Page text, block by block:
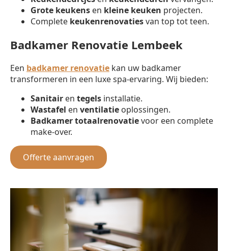
Grote keukens en kleine keuken projecten.
Complete keukenrenovatiesvan top tot teen.
Badkamer Renovatie Lembeek
Een badkamer renovatie kan uw badkamer
transformeren in een luxe spa-ervaring. Wij bieden:
Sanitair en tegels installatie.
Wastafel en ventilatie oplossingen.
Badkamer totaalrenovatievoor een complete
make-over.
Offerte aanvragen